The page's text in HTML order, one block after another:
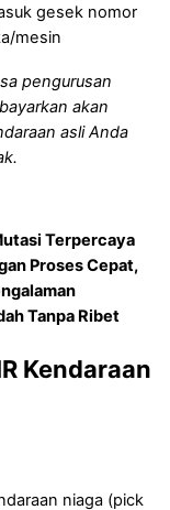
gesek nomor
mesin
pengurusan
akan
asli Anda
Terpercaya
Proses Cepat,
Tanpa Ribet
Kendaraan
niaga (pick